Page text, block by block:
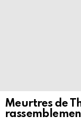
Meurtres de